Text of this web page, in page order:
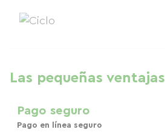
Las pequeñas ventajas
Pago seguro
Pago en línea seguro